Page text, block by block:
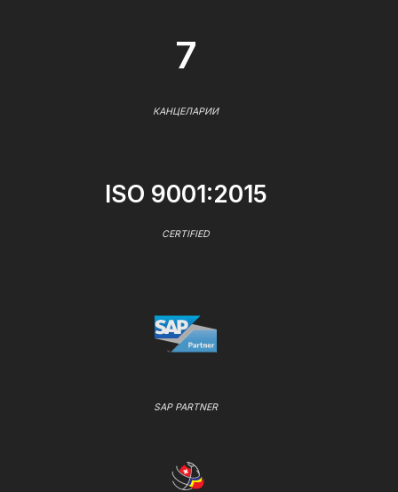
7
КАНЦЕЛАРИИ
ISO 9001:2015
CERTIFIED
SAP PARTNER